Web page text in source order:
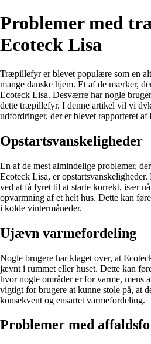
Problemer med
Ecoteck Lisa
Træpillefyr er blevet populære som en
mange danske hjem. Et af de mærker,
Ecoteck Lisa. Desværre har nogle
dette træpillefyr. I denne artikel vil vi
udfordringer, der er blevet rapporteret
Opstartsvanskeligheder
En af de mest almindelige problemer,
Ecoteck Lisa, er
ved at få fyret til at starte korrekt, især
opvarmning af et helt hus. Dette kan
i kolde vintermåneder.
Ujævn varmefordeling
Nogle brugere har klaget over, at
jævnt i rummet eller huset. Dette kan
hvor nogle områder er for varme, mens
vigtigt for brugere at kunne stole på, at
konsekvent og ensartet varmefordeling.
Problemer med